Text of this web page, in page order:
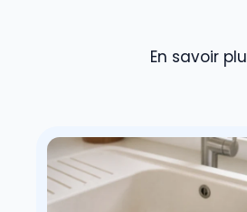
En savoir